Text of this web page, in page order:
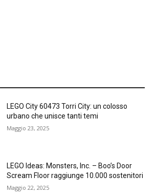
LEGO City 60473 Torri City: un colosso
urbano che unisce tanti temi
Maggio 23, 2025
LEGO Ideas: Monsters, Inc. – Boo’s Door
Scream Floor raggiunge 10.000 sostenitori
Maggio 22, 2025